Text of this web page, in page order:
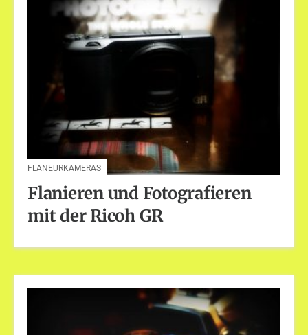
FLANEURKAMERAS
Flanieren und Fotografieren
mit der Ricoh GR